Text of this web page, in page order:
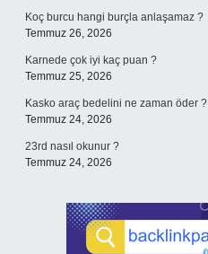
Koç burcu hangi burçla anlaşamaz ?
Temmuz 26, 2026
Karnede çok iyi kaç puan ?
Temmuz 25, 2026
Kasko araç bedelini ne zaman öder ?
Temmuz 24, 2026
23rd nasıl okunur ?
Temmuz 24, 2026